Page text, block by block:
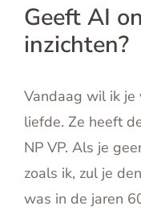
Inspiratie
English
Contact
Geeft AI
inzichten?
Vandaag wil ik je
liefde. Ze heeft
NP VP. Als je
zoals ik, zul je
was in de jaren